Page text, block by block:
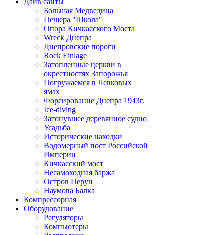
Большая Медведица
Пещера "Школа"
Опора Кичкасского Моста
Wreck Днепра
Днепровские пороги
Rock Einlage
Затопленные церкви в
окрестностях Запорожья
Погружаемся в Левковых
ямах
Форсирование Днепра 1943г.
Ice-diving
Затонувшее деревянное судно
Усадьба
Исторические находки
Водомерный пост Российской
Империи
Кичкасский мост
Несамоходная баржа
Остров Перун
Наумова Балка
Компрессорная
Оборудование
Регуляторы
Компьютеры